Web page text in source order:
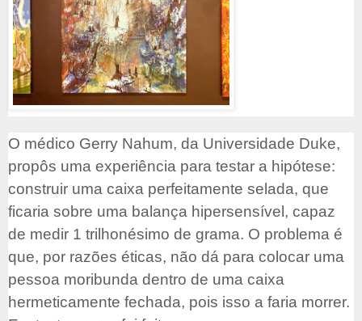
O médico Gerry Nahum, da Universidade Duke,
propôs uma experiência para testar a hipótese:
construir uma caixa perfeitamente selada, que
ficaria sobre uma balança hipersensível, capaz
de medir 1 trilhonésimo de grama. O problema é
que, por razões éticas, não dá para colocar uma
pessoa moribunda dentro de uma caixa
hermeticamente fechada, pois isso a faria morrer.